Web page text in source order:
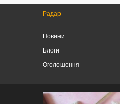
Радар
Новини
Блоги
Оголошення